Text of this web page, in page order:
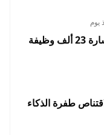
يوم
الوظائف الأمريكية تفاجئ الأسواق بخسارة 23 ألف وظيفة
دولار لاقتناص طفرة الذكاء